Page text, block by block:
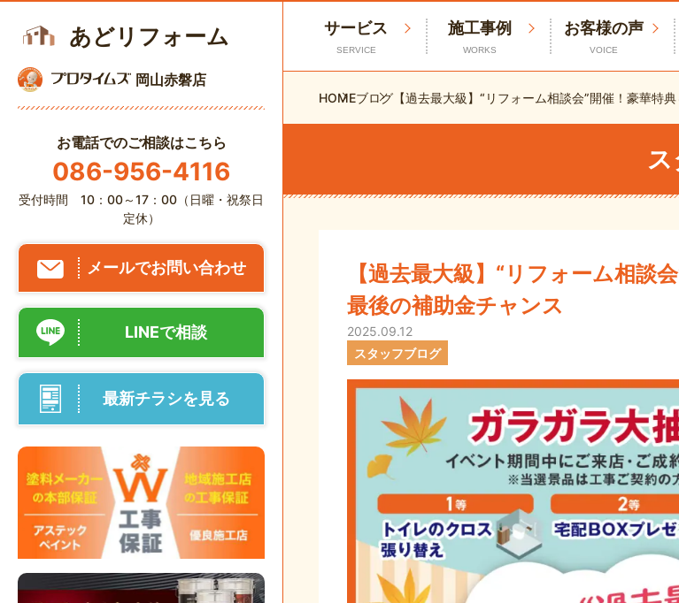
あどリフォーム
岡山赤磐店
お電話でのご相談はこちら
086-956-4116
受付時間 10：00～17：00（日曜・祝祭日
定休）
メールでお問い合わせ
LINEで相談
最新チラシを見る
サービス
SERVICE
施工事例
WORKS
お客様の声
VOICE
HOMEブログ 【過去最大級】“リフォーム相談会”開催！豪華特
【過去最大級】“リフォーム相談
最後の補助金チャンス
2025.09.12
スタッフブログ